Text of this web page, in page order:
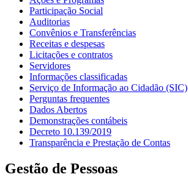
Participação Social
Auditorias
Convênios e Transferências
Receitas e despesas
Licitações e contratos
Servidores
Informações classificadas
Serviço de Informação ao Cidadão (SIC)
Perguntas frequentes
Dados Abertos
Demonstrações contábeis
Decreto 10.139/2019
Transparência e Prestação de Contas
Gestão de Pessoas